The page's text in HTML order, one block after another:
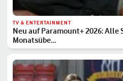
TV & ENTERTAINMENT
Neu auf Paramount+ 2026:
Monatsübe…